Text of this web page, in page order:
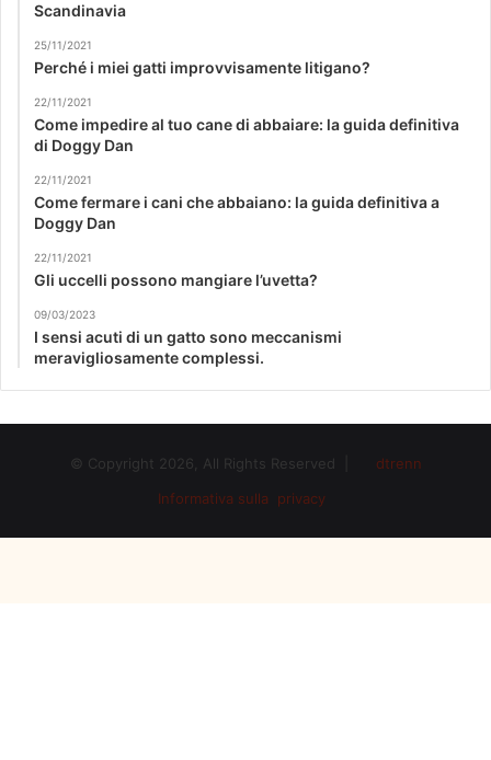
Scandinavia
25/11/2021
Perché i miei gatti improvvisamente litigano?
22/11/2021
Come impedire al tuo cane di abbaiare: la guida definitiva
di Doggy Dan
22/11/2021
Come fermare i cani che abbaiano: la guida definitiva a
Doggy Dan
22/11/2021
Gli uccelli possono mangiare l’uvetta?
09/03/2023
I sensi acuti di un gatto sono meccanismi
meravigliosamente complessi.
© Copyright 2026, All Rights Reserved |
dtrenn
Informativa sulla privacy